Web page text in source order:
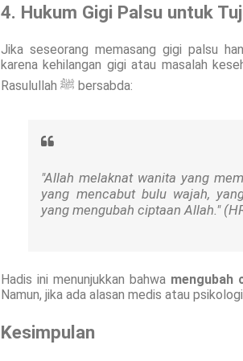
4. Hukum Gigi Palsu untuk
Jika seseorang memasang gigi palsu
karena kehilangan gigi atau masalah
Rasulullah ﷺ bersabda:
"Allah melaknat wanita yang
yang mencabut bulu wajah,
yang mengubah ciptaan Allah."
Hadis ini menunjukkan bahwa mengubah
Namun, jika ada alasan medis atau
Kesimpulan